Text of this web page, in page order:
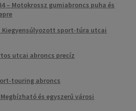
– Motokrossz gumiabroncs puha és
Kiegyensúlyozott sport-túra utcai
utcai abroncs precíz
touring abroncs
és egyszerű városi